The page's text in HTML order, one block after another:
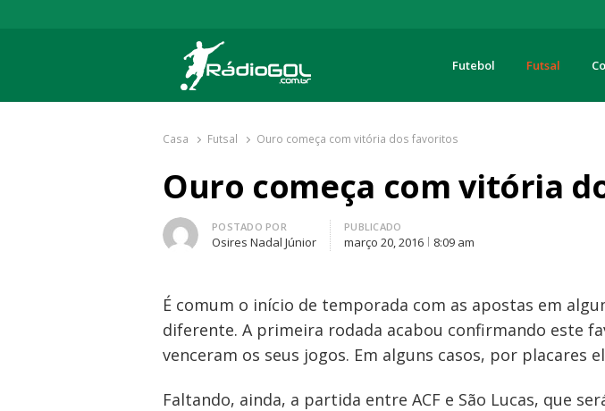
Rádio Gol
Há mais de 20 anos com as melhores coberturas
Futebol Futsal
Casa Futsal Ouro começa com vitória dos favoritos
Ouro começa com vitória
Autor
POSTADO POR
Osires Nadal Júnior
PUBLICADO
março 20, 2016 8:09 am
É comum o início de temporada com as apostas em
diferente. A primeira rodada acabou confirmando este
venceram os seus jogos. Em alguns casos, por placares
Faltando, ainda, a partida entre ACF e São Lucas, que